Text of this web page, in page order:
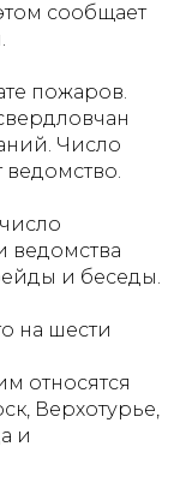
сообщает
пожаров.
Число
ведомство.
ведомства
и беседы.
на шести
относятся
Верхотурье,
и